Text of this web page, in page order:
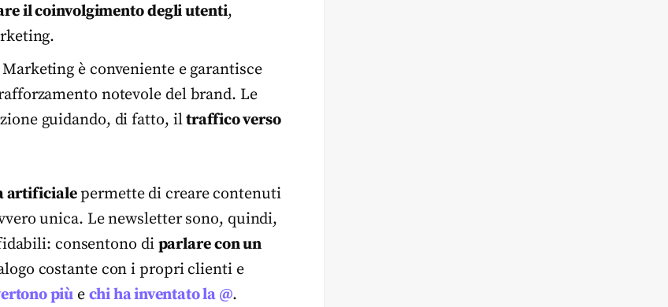
il coinvolgimento degli utenti,
Marketing è conveniente e garantisce
notevole del brand. Le
guidando, di fatto, iltraffico verso
artificialepermette di creare contenuti
unica. Le newsletter sono, quindi,
consentono di parlare con un
costante con i propri clienti e
piùe chi ha inventato la @.